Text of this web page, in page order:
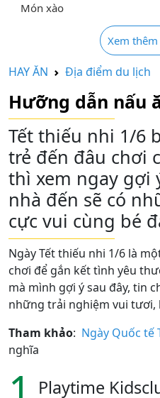
Món xào
Xem
HAY ĂN Địa điểm du lịch
Hưỡng dẫn nấu
Tết thiếu nhi 1/6
trẻ đến đâu chơi
thì xem ngay gợi
nhà đến sẽ có
cực vui cùng bé
Ngày Tết thiếu nhi 1/6 là
chơi để gắn kết tình yêu
mà mình gợi ý sau đây, tin
những trải nghiệm vui tươi,
Tham khảo: Ngày Quốc tế
nghĩa
Playtime